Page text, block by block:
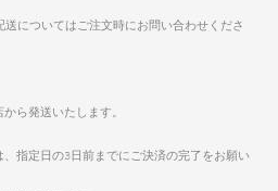
についてはご注文時にお問い合わせくださ
ら発送いたします。
、指定日の3日前までにご決済の完了をお願い